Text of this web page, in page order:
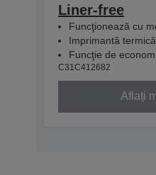
Liner-free
Funcţionează cu
Imprimantă
Funcţie de
C31C412682
Aflați